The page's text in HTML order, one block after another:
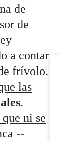
de
de
a contar
frívolo.
las
.
ni se
--